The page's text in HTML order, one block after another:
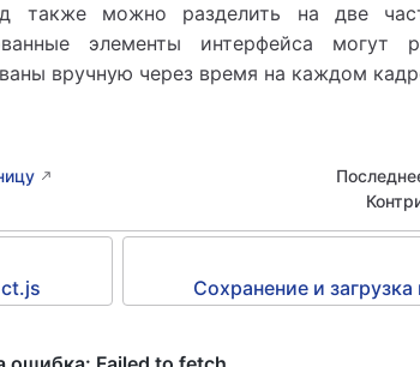
также можно разделить на две
элементы интерфейса могут
вручную через время на каждом
Сохранение и